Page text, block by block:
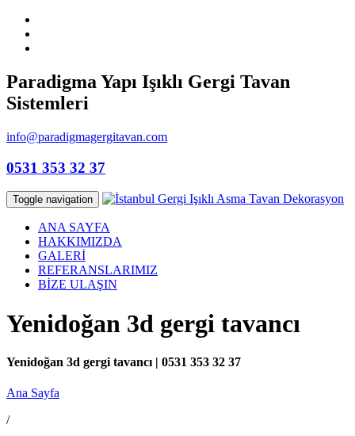
Paradigma Yapı Işıklı Gergi Tavan
Sistemleri
info@paradigmagergitavan.com
0531 353 32 37
Toggle navigation
ANA SAYFA
HAKKIMIZDA
GALERİ
REFERANSLARIMIZ
BİZE ULAŞIN
Yenidoğan 3d gergi tavancı
Yenidoğan 3d gergi tavancı | 0531 353 32 37
Ana Sayfa
/